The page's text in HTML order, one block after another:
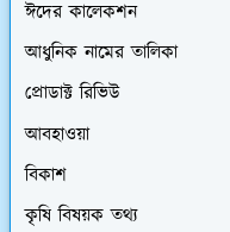
ঈদের কালেকশন
আধুনিক নামের তালিকা
প্রোডাক্ট রিভিউ
আবহাওয়া
বিকাশ
কৃষি বিষয়ক তথ্য